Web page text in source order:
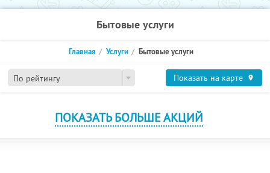
Бытовые услуги
По рейтингу
Главная Услуги Бытовые услуги
Показать на карте
ПОКАЗАТЬ БОЛЬШЕ АКЦИЙ